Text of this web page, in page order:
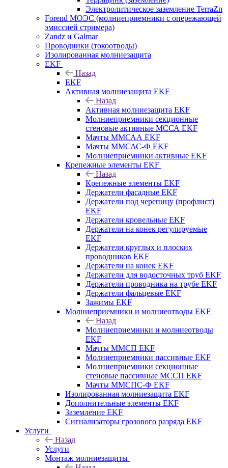
Электролитическое заземление TerraZn
Forend МОЭС (молниеприемники с опережающей
эмиссией стримера)
Zandz и Galmar
Проводники (токоотводы)
Изолированная молниезащита
EKF
Назад
EKF
Активная молниезащита EKF
Назад
Активная молниезащита EKF
Молниеприемники секционные
стеновые активные МССА EKF
Мачты ММСАА EKF
Мачты ММСАС-Ф EKF
Молниеприемники активные EKF
Крепежные элементы EKF
Назад
Крепежные элементы EKF
Держатели фасадные EKF
Держатели под черепицу (профлист)
EKF
Держатели кровельные EKF
Держатели на конек регулируемые
EKF
Держатели круглых и плоских
проводников EKF
Держатели на конек EKF
Держатели для водосточных труб EKF
Держатели проводника на трубе EKF
Держатели фальцевые EKF
Зажимы EKF
Молниеприемники и молниеотводы EKF
Назад
Молниеприемники и молниеотводы
EKF
Мачты ММСП EKF
Молниеприемники пассивные EKF
Молниеприемники секционные
стеновые пассивные МССП EKF
Мачты ММСПС-Ф EKF
Изолированная молниезащита EKF
Дополнительные элементы EKF
Заземление EKF
Сигнализаторы грозового разряда EKF
Услуги
Назад
Услуги
Монтаж молниезащиты